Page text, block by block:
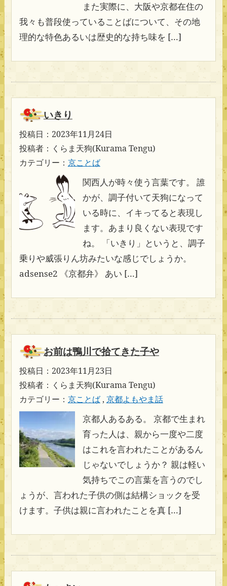
また実際に、大阪や京都在住の
我々も普段使っていることばについて、その地
理的な特色あるいは歴史的な持ち味を […]
いきり
投稿日：2023年11月24日
投稿者：くらま天狗(Kurama Tengu)
カテゴリー： 京ことば
関西人が時々使う言葉です。 誰
かが、調子付いて天狗になって
いる時に、イキってると表現し
ます。あまり良くない表現です
ね。 「いきり」というと、調子
乗りや威張りん坊みたいな感じでしょうか。
adsense2 《京都弁》 あい […]
お前は鴨川で拾てきた子や
投稿日：2023年11月23日
投稿者：くらま天狗(Kurama Tengu)
カテゴリー： 京ことば, 京都よもやま話
京都人あるある。 京都で生まれ
育った人は、親から一度や二度
はこれを言われたことがあるん
じゃないでしょうか？ 親は軽い
気持ちでこの言葉を言うのでし
ょうが、言われた子供の側は結構ショックを受
けます。子供は親に言われたことを真 […]